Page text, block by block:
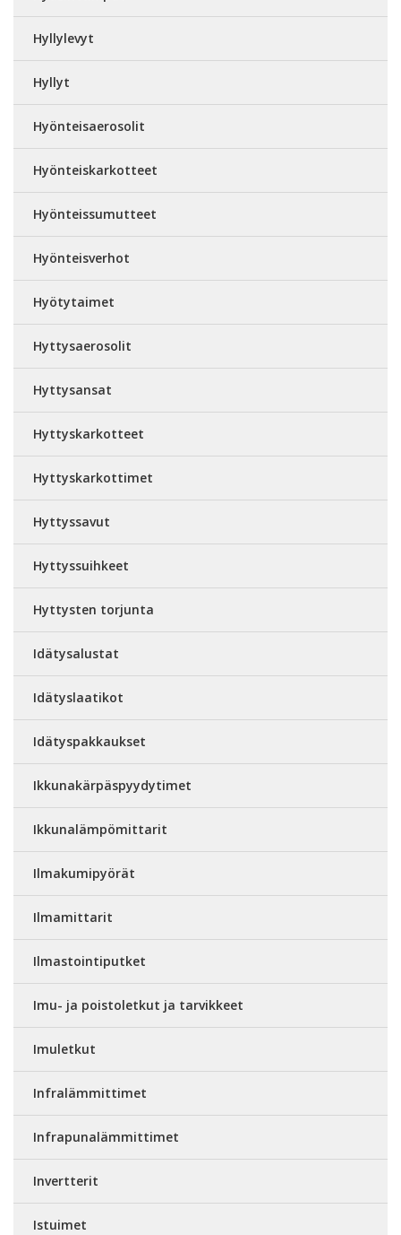
Hyllylevyt
Hyllyt
Hyönteisaerosolit
Hyönteiskarkotteet
Hyönteissumutteet
Hyönteisverhot
Hyötytaimet
Hyttysaerosolit
Hyttysansat
Hyttyskarkotteet
Hyttyskarkottimet
Hyttyssavut
Hyttyssuihkeet
Hyttysten torjunta
Idätysalustat
Idätyslaatikot
Idätyspakkaukset
Ikkunakärpäspyydytimet
Ikkunalämpömittarit
Ilmakumipyörät
Ilmamittarit
Ilmastointiputket
Imu- ja poistoletkut ja tarvikkeet
Imuletkut
Infralämmittimet
Infrapunalämmittimet
Invertterit
Istuimet